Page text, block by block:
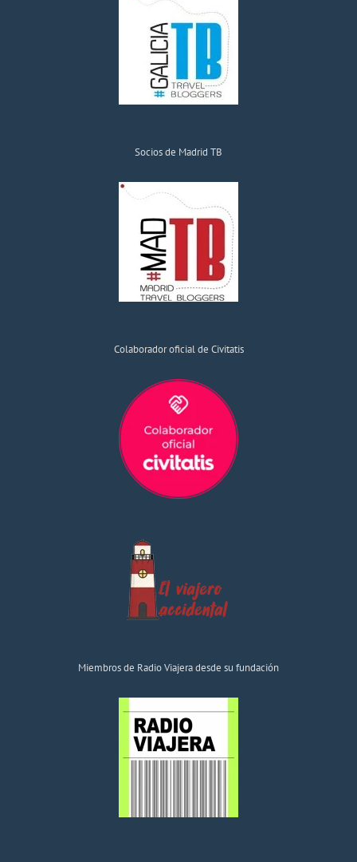
Socios de Madrid TB
Colaborador oficial de Civitatis
Miembros de Radio Viajera desde su fundación